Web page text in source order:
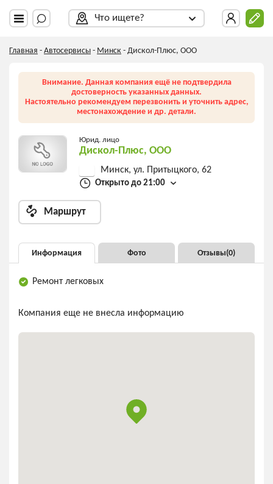
Что ищете?
Главная - Автосервисы - Минск - Дискол-Плюс, ООО
Внимание. Данная компания ещё не подтвердила
достоверность указанных данных.
Настоятельно рекомендуем перезвонить и уточнить адрес,
местонахождение и др. детали.
Юрид. лицо
Дискол-Плюс, ООО
Минск, ул. Притыцкого, 62
Открыто до 21:00
Маршрут
Информация Фото Отзывы(0)
Ремонт легковых
Компания еще не внесла информацию